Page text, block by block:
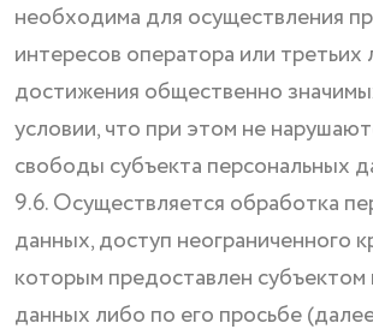
необходима для осуществления
интересов оператора или
достижения общественно
условии, что при этом не
свободы субъекта персональных
9.6. Осуществляется обработка
данных, доступ неограниченного
которым предоставлен субъектом
данных либо по его просьбе